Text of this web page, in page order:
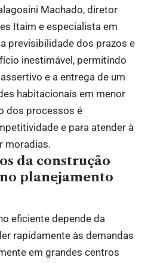
Machado, diretor
Itaim e especialista em
previsibilidade dos prazos e
inestimável, permitindo
e a entrega de um
habitacionais em menor
dos processos é
e para atender à
moradias.
da construção
planejamento
eficiente depende da
rapidamente às demandas
em grandes centros